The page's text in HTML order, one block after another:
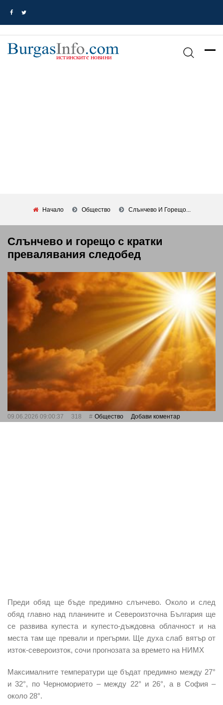
Начало Общество Слънчево И Горещо...
Слънчево и горещо с кратки
превалявания следобед
09.06.2026 09:00:37 318 Общество Добави коментар
Преди обяд ще бъде предимно слънчево. Около и след
обяд главно над планините и Североизточна България ще
се развива купеста и купесто-дъждовна облачност и на
места там ще превали и прегърми. Ще духа слаб вятър от
изток-североизток, сочи прогнозата за времето на НИМХ
Максималните температури ще бъдат предимно между 27°
и 32°, по Черноморието – между 22° и 26°, а в София –
около 28°.